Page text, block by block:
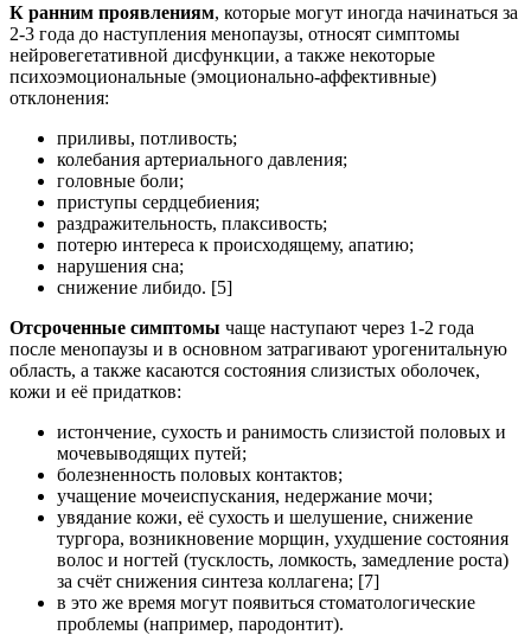
К ранним проявлениям, которые могут иногда начинаться за
2-3 года до наступления менопаузы, относят симптомы
нейровегетативной дисфункции, а также некоторые
психоэмоциональные (эмоционально-аффективные)
отклонения:
приливы, потливость;
колебания артериального давления;
головные боли;
приступы сердцебиения;
раздражительность, плаксивость;
потерю интереса к происходящему, апатию;
нарушения сна;
снижение либидо. [5]
Отсроченные симптомы чаще наступают через 1-2 года
после менопаузы и в основном затрагивают урогенитальную
область, а также касаются состояния слизистых оболочек,
кожи и её придатков:
истончение, сухость и ранимость слизистой половых и
мочевыводящих путей;
болезненность половых контактов;
учащение мочеиспускания, недержание мочи;
увядание кожи, её сухость и шелушение, снижение
тургора, возникновение морщин, ухудшение состояния
волос и ногтей (тусклость, ломкость, замедление роста)
за счёт снижения синтеза коллагена; [7]
в это же время могут появиться стоматологические
проблемы (например, пародонтит).